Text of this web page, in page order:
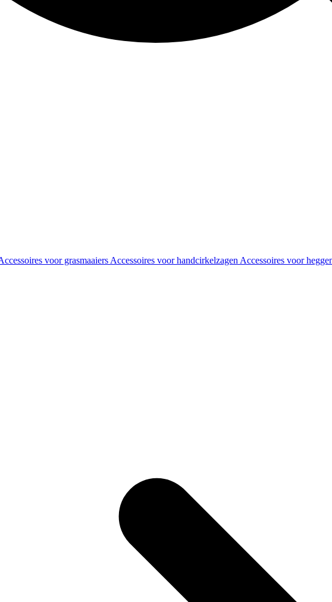
voor grasmaaiers Accessoires voor handcirkelzagen Accessoires voor